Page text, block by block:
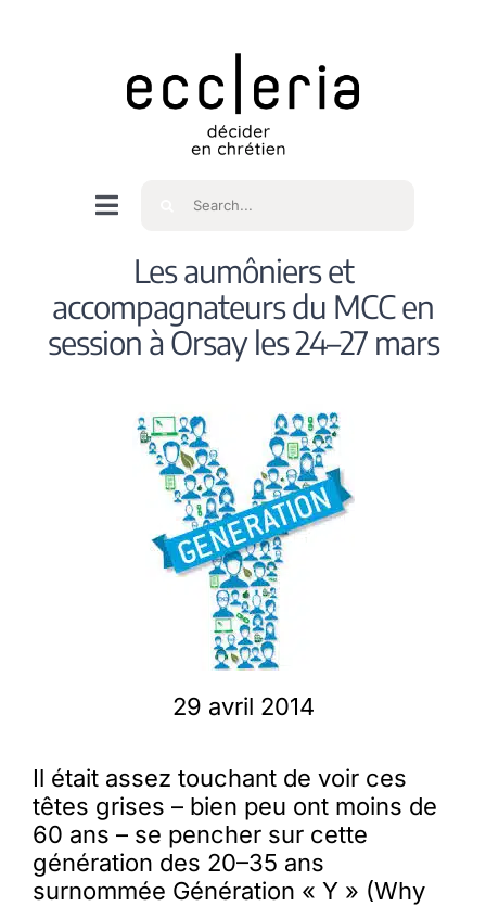
Navigation
bascule
Qui sommes nous ?
Intéressés
Spiritualité
Nous soutenir
La revue Responsables
Rechercher
Les aumôniers et
accompagnateurs du MCC en
session à Orsay les 24–27 mars
29 avril 2014
Il était assez touchant de voir ces
têtes grises – bien peu ont moins de
60 ans – se pencher sur cette
génération des 20–35 ans
surnommée Génération « Y » (Why